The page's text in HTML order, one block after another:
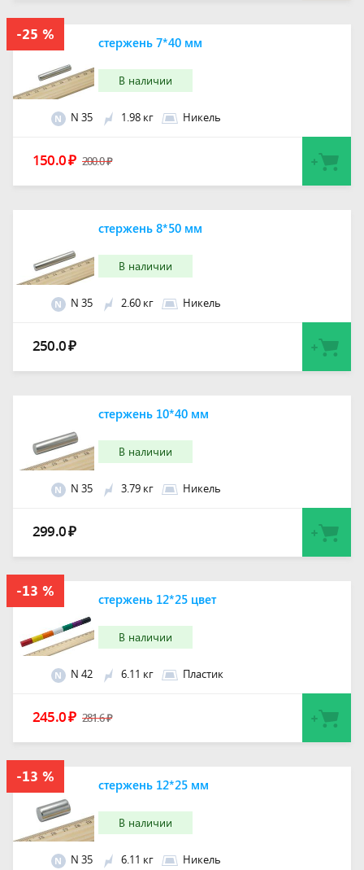
В наличии
стержень 7*40 мм
N N 35 1.98 кг Никель
150.0₽ 200.0₽
В наличии
стержень 8*50 мм
N N 35 2.60 кг Никель
250.0₽
В наличии
стержень 10*40 мм
N N 35 3.79 кг Никель
299.0₽
В наличии
стержень 12*25 цвет
N N 42 6.11 кг Пластик
245.0₽ 281.6₽
В наличии
стержень 12*25 мм
N N 35 6.11 кг Никель